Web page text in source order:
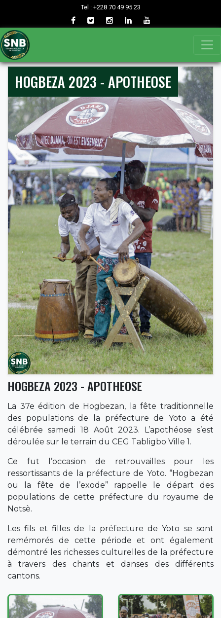
Tel : +228 70 49 95 23
HOGBEZA 2023 - APOTHEOSE
HOGBEZA 2023 - APOTHEOSE
La 37e édition de Hogbezan, la fête traditionnelle
des populations de la préfecture de Yoto a été
célébrée samedi 18 Août 2023. L’apothéose s’est
déroulée sur le terrain du CEG Tabligbo Ville 1.
Ce fut l’occasion de retrouvailles pour les
ressortissants de la préfecture de Yoto. ‘’Hogbezan
ou la fête de l’exode’’ rappelle le départ des
populations de cette préfecture du royaume de
Notsè.
Les fils et filles de la préfecture de Yoto se sont
remémorés de cette période et ont également
démontré les richesses culturelles de la préfecture
à travers des chants et danses des différents
cantons.